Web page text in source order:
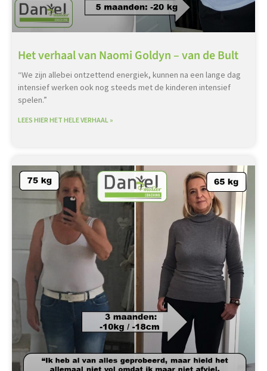
Het verhaal van Naomi Goldyn – van de Bult
“We zijn allebei ontzettend energiek, kunnen na een lange dag
intensief werken ook nog steeds met de kinderen intensief
spelen.”
LEES HIER HET HELE VERHAAL »